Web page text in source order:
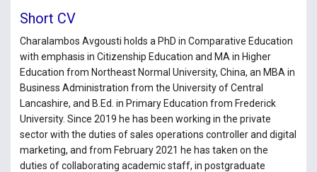
Short CV
Charalambos Avgousti holds a PhD in Comparative Education
with emphasis in Citizenship Education and MA in Higher
Education from Northeast Normal University, China, an MBA in
Business Administration from the University of Central
Lancashire, and B.Ed. in Primary Education from Frederick
University. Since 2019 he has been working in the private
sector with the duties of sales operations controller and digital
marketing, and from February 2021 he has taken on the
duties of collaborating academic staff, in postgraduate